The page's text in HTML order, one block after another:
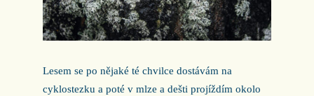
Lesem se po nějaké té chvilce dostávám na
cyklostezku a poté v mlze a dešti projíždím okolo